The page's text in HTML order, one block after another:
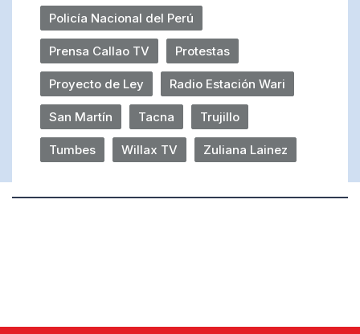
Policía Nacional del Perú
Prensa Callao TV Protestas
Proyecto de Ley Radio Estación Wari
San Martín Tacna Trujillo
Tumbes Willax TV Zuliana Lainez